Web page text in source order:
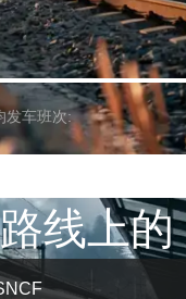
发车班次:
线上的